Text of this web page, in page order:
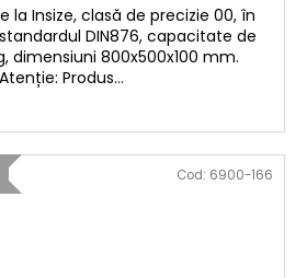
la Insize, clasă de precizie 00, în
DIN876, capacitate de
dimensiuni 800x500x100 mm.
Atenție: Produs...
Cod: 6900-166